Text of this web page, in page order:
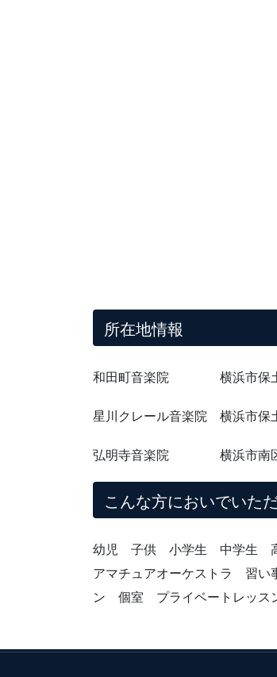
所在地情報
和田町音楽院 横浜市保土
星川クレール音楽院 横浜市保
弘明寺音楽院 横浜市南区六
こんな方においでいた
幼児 子供 小学生 中学生
アマチュアオーケストラ
ン 個室 プライベートレッス